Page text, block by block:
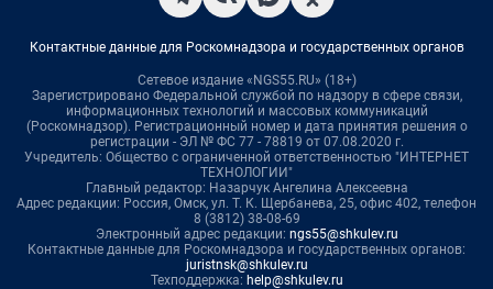
Контактные данные для Роскомнадзора и государственных органов
Сетевое издание «NGS55.RU» (18+)
Зарегистрировано Федеральной службой по надзору в сфере связи,
информационных технологий и массовых коммуникаций
(Роскомнадзор). Регистрационный номер и дата принятия решения о
регистрации - ЭЛ № ФС 77 - 78819 от 07.08.2020 г.
Учредитель: Общество с ограниченной ответственностью "ИНТЕРНЕТ
ТЕХНОЛОГИИ"
Главный редактор: Назарчук Ангелина Алексеевна
Адрес редакции: Россия, Омск, ул. Т. К. Щербанева, 25, офис 402, телефон
8 (3812) 38-08-69
Электронный адрес редакции: ngs55@shkulev.ru
Контактные данные для Роскомнадзора и государственных органов:
juristnsk@shkulev.ru
Техподдержка: help@shkulev.ru